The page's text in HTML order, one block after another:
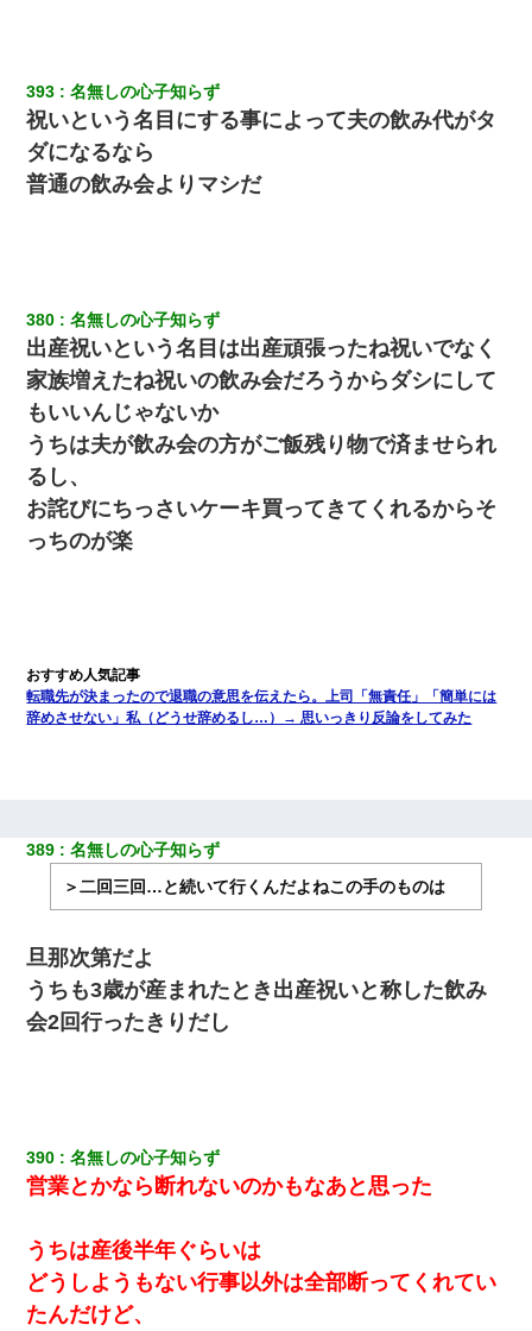
393 名無しの心子知らず
祝いという名目にする事によって夫の飲み代がタ
ダになるなら
普通の飲み会よりマシだ
380 名無しの心子知らず
出産祝いという名目は出産頑張ったね祝いでなく
家族増えたね祝いの飲み会だろうからダシにして
もいいんじゃないか
うちは夫が飲み会の方がご飯残り物で済ませられ
るし、
お詫びにちっさいケーキ買ってきてくれるからそ
っちのが楽
転職先が決まったので退職の意思を伝えたら。上司「無責任」「簡単には
辞めさせない」私（どうせ辞めるし…）→ 思いっきり反論をしてみた
389
名無しの心子知らず
＞二回三回…と続いて行くんだよねこの手のものは
旦那次第だよ
うちも3歳が産まれたとき出産祝いと称した飲み
会2回行ったきりだし
390 名無しの心子知らず
営業とかなら断れないのかもなあと思った
うちは産後半年ぐらいは
どうしようもない行事以外は全部断ってくれてい
たんだけど、